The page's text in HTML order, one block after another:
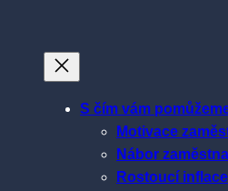
S čím vám
Motivace
Nábor
Rostoucí inflace